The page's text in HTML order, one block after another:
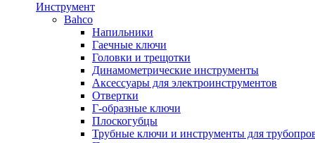
Инструмент
Bahco
Напильники
Гаечные ключи
Головки и трещотки
Динамометрические инструменты
Аксессуары для электроинструментов
Отвертки
Г-образные ключи
Плоскогубцы
Трубные ключи и инструменты для